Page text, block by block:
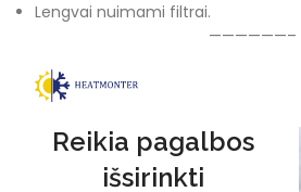
Lengvai nuimami filtrai.
——————–
Reikia pagalbos
išsirinkti